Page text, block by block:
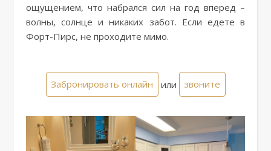
ощущением, что набрался сил на год вперед –
волны, солнце и никаких забот. Если едете в
Форт-Пирс, не проходите мимо.
Забронировать онлайн или звоните